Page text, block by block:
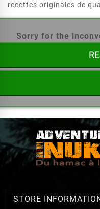
recettes originales de
Sorry for the
Search again what
STORE